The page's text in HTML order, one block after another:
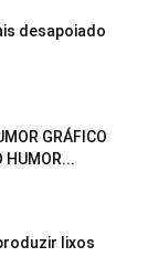
desapoiado
GRÁFICO
HUMOR...
lixos